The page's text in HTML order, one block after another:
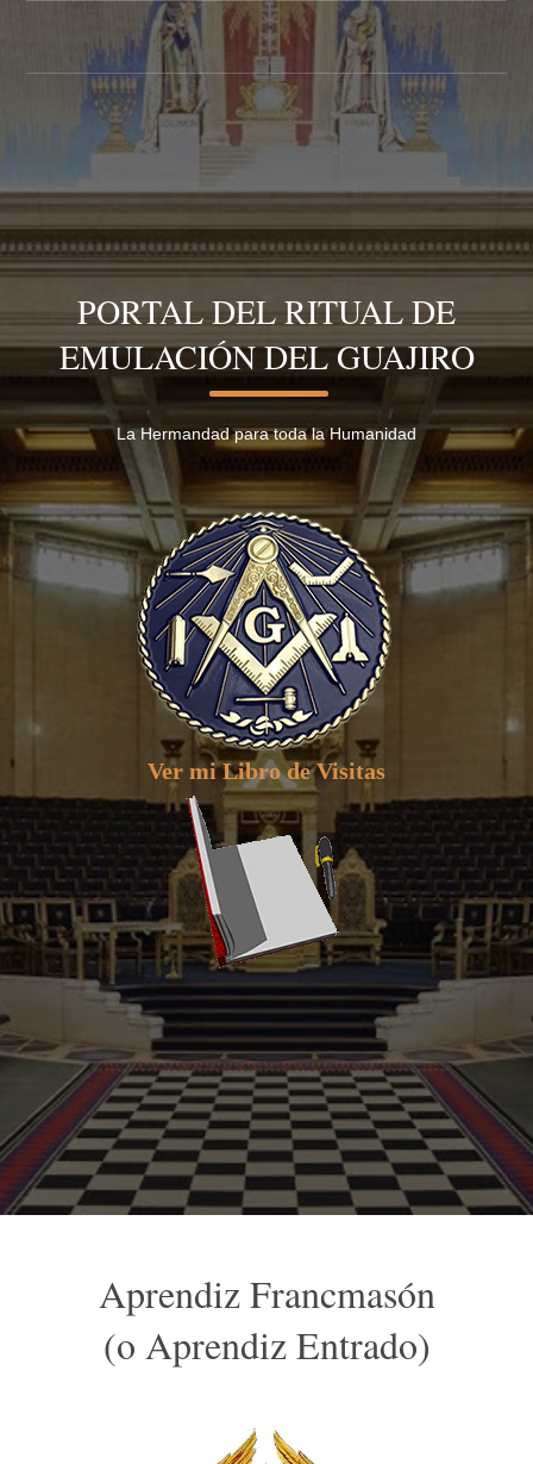
PORTAL DEL RITUAL DE
EMULACIÓN DEL GUAJIRO
La Hermandad para toda la Humanidad
Ver mi Libro de Visitas
Aprendiz Francmasón
(o Aprendiz Entrado)